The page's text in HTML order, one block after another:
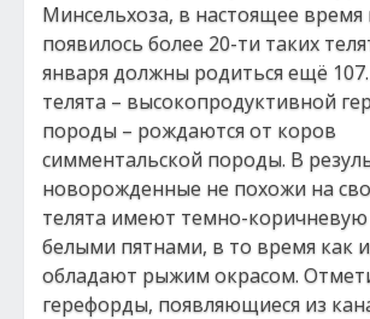
Минсельхоза, в настоящее время
появилось более 20-ти таких
января должны родиться ещё
телята – высокопродуктивной
породы – рождаются от коров
симментальской породы. В
новорожденные не похожи на
телята имеют темно-
белыми пятнами, в то время как
обладают рыжим окрасом.
герефорды, появляющиеся из